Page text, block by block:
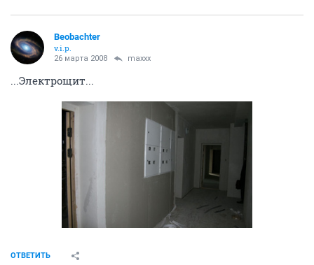
Beobachter
v.i.p.
26 марта 2008 maxxx
...Электрощит...
ОТВЕТИТЬ